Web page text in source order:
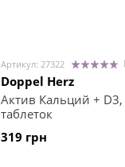
Артикул: 27322
Doppel Herz
Актив Кальций +
таблеток
319 грн